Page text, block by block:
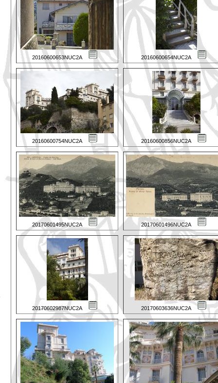
20160600653NUC2A 20160600654NUC2A
20160600754NUC2A 20160600856NUC2A
20170601495NUC2A 20170601496NUC2A
20170602987NUC2A 20170603636NUC2A